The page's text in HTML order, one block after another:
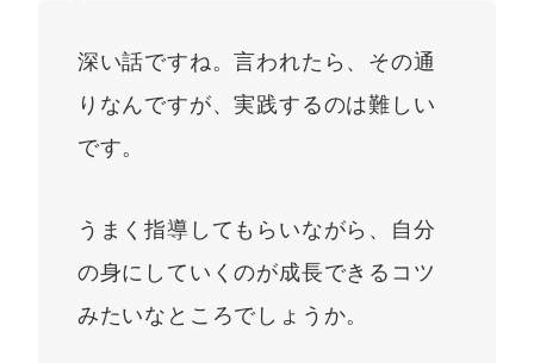
深い話ですね。言われたら、その通
りなんですが、実践するのは難しい
です。
うまく指導してもらいながら、自分
の身にしていくのが成長できるコツ
みたいなところでしょうか。